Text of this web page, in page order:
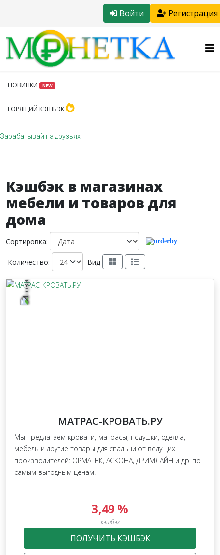
Войти Регистрация
НОВИНКИ NEW
ГОРЯЩИЙ КЭШБЭК
Зарабатывай на друзьях
Кэшбэк в магазинах
мебели и товаров для
дома
Сортировка:
Количество: Вид
МАТРАС-КРОВАТЬ.РУ
Мы предлагаем кровати, матрасы, подушки, одеяла,
мебель и другие товары для спальни от ведущих
производителей: ОРМАТЕК, АСКОНА, ДРИМЛАЙН и др. по
самым выгодным ценам.
3,49 %
кэшбэк
ПОЛУЧИТЬ КЭШБЭК